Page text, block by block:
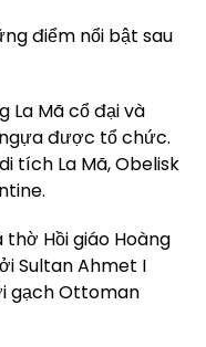
điểm nổi bật sau
La Mã cổ đại và
được tổ chức.
tích La Mã, Obelisk
thờ Hồi giáo Hoàng
Sultan Ahmet I
gạch Ottoman